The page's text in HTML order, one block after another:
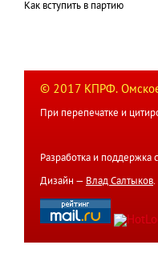
Как вступить в партию
© 2017 КПРФ. Омское
При перепечатке и
Разработка и поддержка
Дизайн — Влад Салтыков.